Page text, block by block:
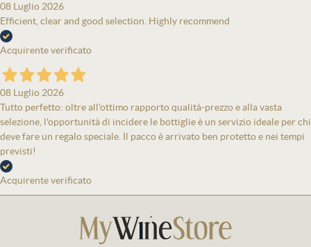
08 Luglio 2026
Efficient, clear and good selection. Highly recommend
Acquirente verificato
08 Luglio 2026
Tutto perfetto: oltre all'ottimo rapporto qualità-prezzo e alla vasta
selezione, l'opportunità di incidere le bottiglie è un servizio ideale per chi
deve fare un regalo speciale. Il pacco è arrivato ben protetto e nei tempi
previsti!
Acquirente verificato